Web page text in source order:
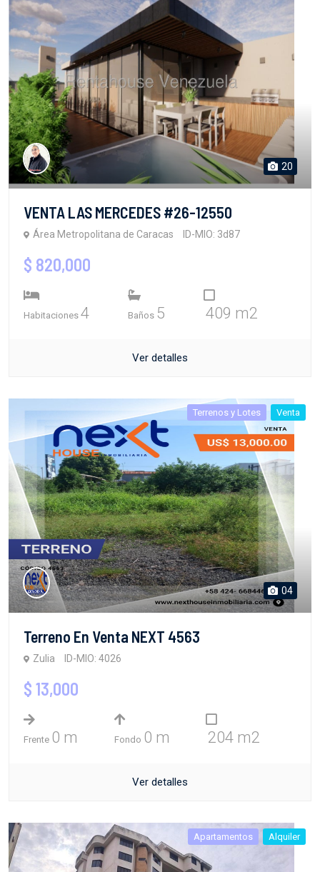
20
VENTA LAS MERCEDES #26-12550
Área Metropolitana de Caracas ID-MIO: 3d87
$ 820,000
Habitaciones 4 Baños 5 409 m2
Ver detalles
Terrenos y Lotes Venta
04
Terreno En Venta NEXT 4563
Zulia ID-MIO: 4026
$ 13,000
Frente 0 m Fondo 0 m 204 m2
Ver detalles
Apartamentos Alquiler